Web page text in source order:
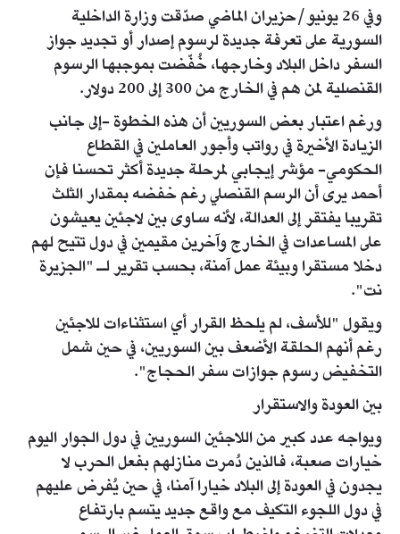
وفي 26 يونيو/حزيران الماضي صدّقت وزارة الداخلية
السورية على تعرفة جديدة لرسوم إصدار أو تجديد جواز
السفر داخل البلاد وخارجها، خُفّضت بموجبها الرسوم
القنصلية لمن هم في الخارج من 300 إلى 200 دولار.
ورغم اعتبار بعض السوريين أن هذه الخطوة -إلى جانب
الزيادة الأخيرة في رواتب وأجور العاملين في القطاع
الحكومي- مؤشر إيجابي لمرحلة جديدة أكثر تحسنا فإن
أحمد يرى أن الرسم القنصلي رغم خفضه بمقدار الثلث
تقريبا يفتقر إلى العدالة، لأنه ساوى بين لاجئين يعيشون
على المساعدات في الخارج وآخرين مقيمين في دول تتيح لهم
دخلا مستقرا وبيئة عمل آمنة، بحسب تقرير لـ "الجزيرة
نت".
ويقول "للأسف، لم يلحظ القرار أي استثناءات للاجئين
رغم أنهم الحلقة الأضعف بين السوريين، في حين شمل
التخفيض رسوم جوازات سفر الحجاج".
بين العودة والاستقرار
ويواجه عدد كبير من اللاجئين السوريين في دول الجوار اليوم
خيارات صعبة، فالذين دُمرت منازلهم بفعل الحرب لا
يجدون في العودة إلى البلاد خيارا آمنا، في حين يُفرض عليهم
في دول اللجوء التكيف مع واقع جديد يتسم بارتفاع